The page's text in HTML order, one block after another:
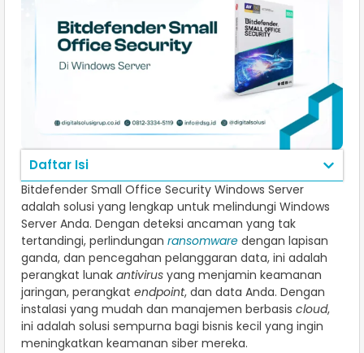
Daftar Isi
Bitdefender Small Office Security Windows Server
adalah solusi yang lengkap untuk melindungi Windows
Server Anda. Dengan deteksi ancaman yang tak
tertandingi, perlindungan ransomware dengan lapisan
ganda, dan pencegahan pelanggaran data, ini adalah
perangkat lunak antivirus yang menjamin keamanan
jaringan, perangkat endpoint, dan data Anda. Dengan
instalasi yang mudah dan manajemen berbasis cloud,
ini adalah solusi sempurna bagi bisnis kecil yang ingin
meningkatkan keamanan siber mereka.